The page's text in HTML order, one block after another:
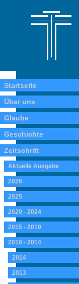
Startseite
Über uns
Glaube
Geschichte
Zeitschrift
Aktuelle Ausgabe
2026
2025
2020 - 2024
2015 - 2019
2010 - 2014
2014
2013